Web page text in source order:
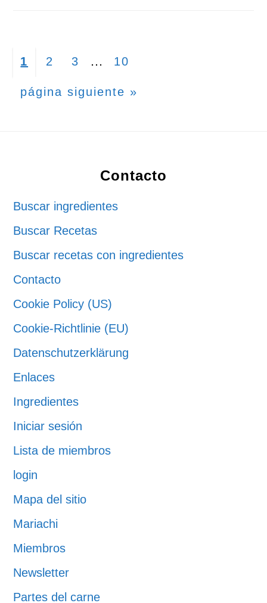
Página
1 Página
2 Página
3
Páginas
… Página
10
Ir
página siguiente »
Contacto
Buscar ingredientes
Buscar Recetas
Buscar recetas con ingredientes
Contacto
Cookie Policy (US)
Cookie-Richtlinie (EU)
Datenschutzerklärung
Enlaces
Ingredientes
Iniciar sesión
Lista de miembros
login
Mapa del sitio
Mariachi
Miembros
Newsletter
Partes del carne